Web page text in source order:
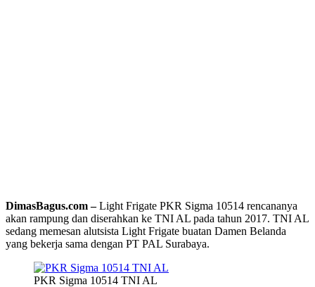
DimasBagus.com –Light Frigate PKR Sigma 10514 rencananya
akan rampung dan diserahkan ke TNI AL pada tahun 2017. TNI AL
sedang memesan alutsista Light Frigate buatan Damen Belanda
yang bekerja sama dengan PT PAL Surabaya.
PKR Sigma 10514 TNI AL